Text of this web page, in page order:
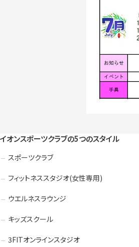
イオンスポーツクラブの5つのスタイル
スポーツクラブ
フィットネススタジオ(女性専用)
ウエルネスラウンジ
キッズスクール
3FITオンラインスタジオ